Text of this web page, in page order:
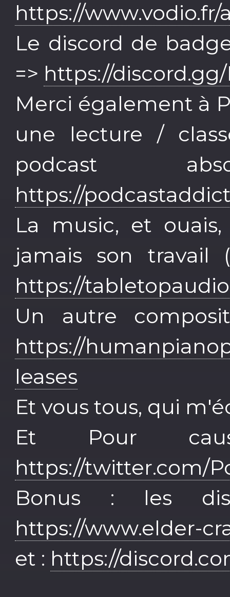
https://www.vodio.fr/
Le discord de
=> https://
Merci également à
une lecture /
podcast
https://
La music, et
jamais son
https://
Un autre
https://
leases
Et vous tous, qui
Et Pour
https://twitter.com/
Bonus : les
https://www.elder-
et : https://